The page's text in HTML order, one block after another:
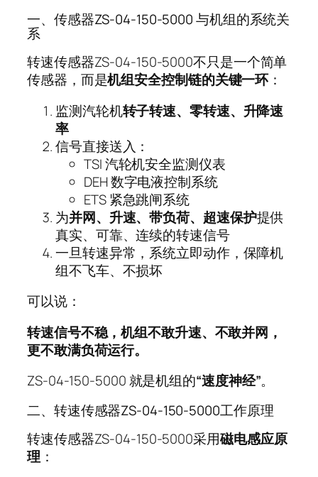
一、传感器ZS-04-150-5000 与机组的系统关
系
转速传感器ZS-04-150-5000不只是一个简单
传感器，而是机组安全控制链的关键一环：
监测汽轮机转子转速、零转速、升降速
率
信号直接送入：
TSI 汽轮机安全监测仪表
DEH 数字电液控制系统
ETS 紧急跳闸系统
为并网、升速、带负荷、超速保护提供
真实、可靠、连续的转速信号
一旦转速异常，系统立即动作，保障机
组不飞车、不损坏
可以说：
转速信号不稳，机组不敢升速、不敢并网，
更不敢满负荷运行。
ZS-04-150-5000 就是机组的“速度神经”。
二、转速传感器ZS-04-150-5000工作原理
转速传感器ZS-04-150-5000采用磁电感应原
理：